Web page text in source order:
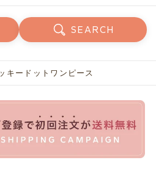
SEARCH
キードットワンピース